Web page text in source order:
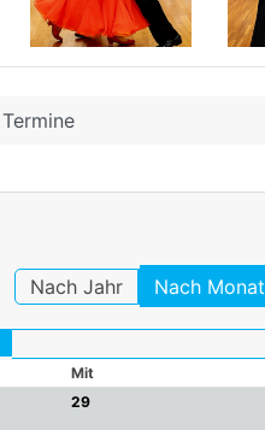
Termine
Nach Jahr Nach Monat
Mit
29